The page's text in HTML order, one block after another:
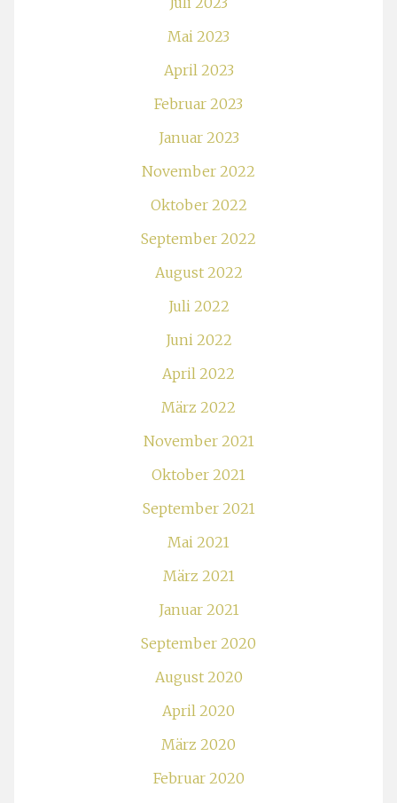
Mai 2023
April 2023
Februar 2023
Januar 2023
November 2022
Oktober 2022
September 2022
August 2022
Juli 2022
Juni 2022
April 2022
März 2022
November 2021
Oktober 2021
September 2021
Mai 2021
März 2021
Januar 2021
September 2020
August 2020
April 2020
März 2020
Februar 2020